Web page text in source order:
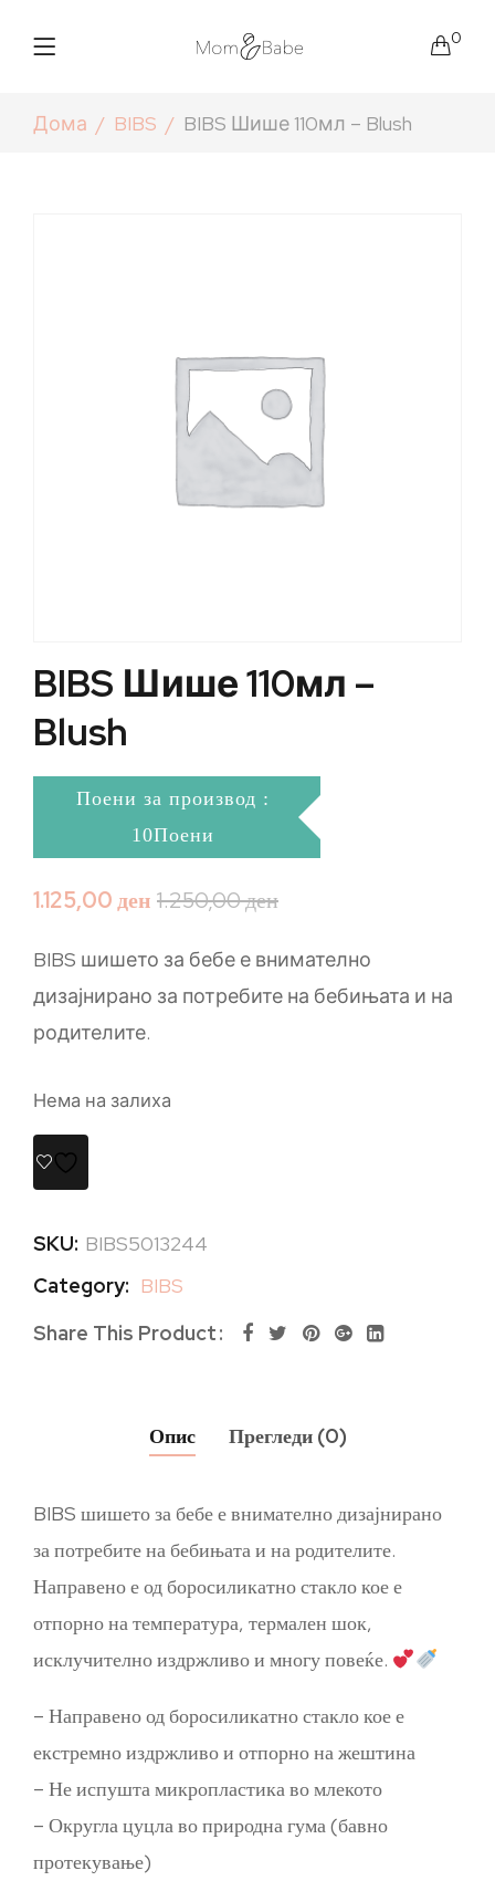
0
Дома BIBS BIBS Шише 110мл – Blush
BIBS Шише 110мл –
Blush
Поени за производ :
10Поени
1.250,00ден
1.125,00ден
BIBS шишето за бебе е внимателно
дизајнирано за потребите на бебињата и на
родителите.
Нема на залиха
SKU: BIBS5013244
Category: BIBS
Share This Product
Опис Прегледи (0)
BIBS шишето за бебе е внимателно дизајнирано
за потребите на бебињата и на родителите.
Направено е од боросиликатно стакло кое е
отпорно на температура, термален шок,
исклучително издржливо и многу повеќе.
– Направено од боросиликатно стакло кое е
екстремно издржливо и отпорно на жештина
– Не испушта микропластика во млекото
– Округла цуцла во природна гума (бавно
протекување)